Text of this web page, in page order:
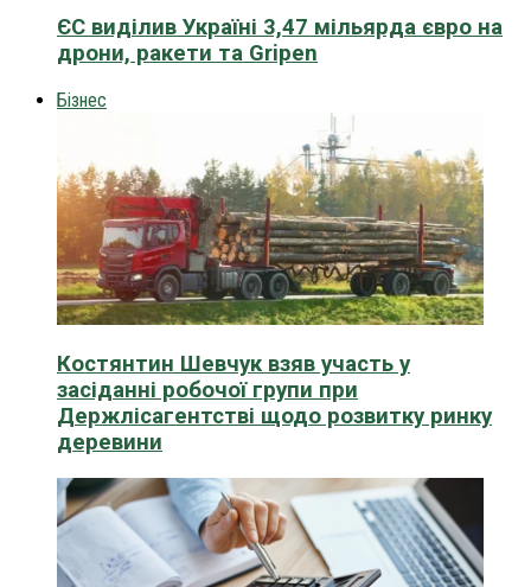
ЄС виділив Україні 3,47 мільярда євро на
дрони, ракети та Gripen
Бізнес
Костянтин Шевчук взяв участь у
засіданні робочої групи при
Держлісагентстві щодо розвитку ринку
деревини